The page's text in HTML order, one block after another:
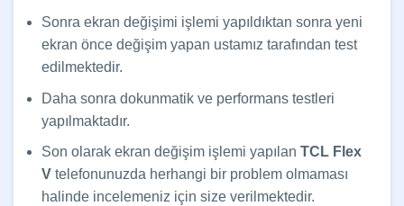
Sonra ekran değişimi işlemi yapıldıktan sonra yeni
ekran önce değişim yapan ustamız tarafından test
edilmektedir.
Daha sonra dokunmatik ve performans testleri
yapılmaktadır.
Son olarak ekran değişim işlemi yapılan TCL Flex
Vtelefonunuzda herhangi bir problem olmaması
halinde incelemeniz için size verilmektedir.